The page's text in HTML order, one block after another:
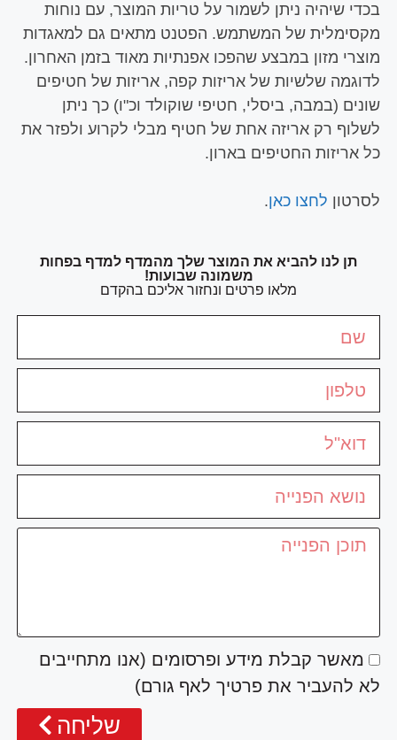
בכדי שיהיה ניתן לשמור על טריות המוצר, עם נוחות
מקסימלית של המשתמש. הפטנט מתאים גם למאגדות
מוצרי מזון במבצע שהפכו אפנתיות מאוד בזמן האחרון.
לדוגמה שלשיות של אריזות קפה, אריזות של חטיפים
שונים (במבה, ביסלי, חטיפי שוקולד וכ"ו) כך ניתן
לשלוף רק אריזה אחת של חטיף מבלי לקרוע ולפזר את
כל אריזות החטיפים בארון.
לסרטון לחצו כאן.
תן לנו להביא את המוצר שלך מהמדף למדף בפחות
משמונה שבועות!
מלאו פרטים ונחזור אליכם בהקדם
מאשר קבלת מידע ופרסומים (אנו מתחייבים
לא להעביר את פרטיך לאף גורם)
שליחה